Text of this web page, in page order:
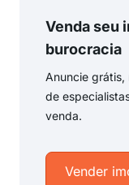
Venda seu
burocracia
Anuncie grátis,
de
venda.
Vender